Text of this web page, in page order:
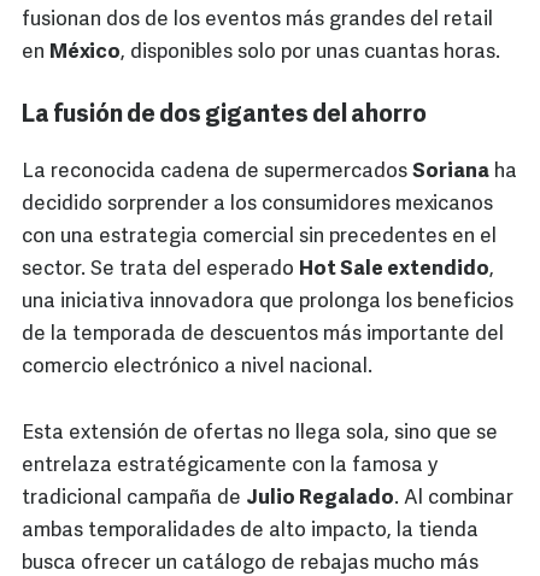
fusionan dos de los eventos más grandes del retail
en México, disponibles solo por unas cuantas horas.
La fusión de dos gigantes del ahorro
La reconocida cadena de supermercados Soriana ha
decidido sorprender a los consumidores mexicanos
con una estrategia comercial sin precedentes en el
sector. Se trata del esperado Hot Sale extendido,
una iniciativa innovadora que prolonga los beneficios
de la temporada de descuentos más importante del
comercio electrónico a nivel nacional.
Esta extensión de ofertas no llega sola, sino que se
entrelaza estratégicamente con la famosa y
tradicional campaña de Julio Regalado. Al combinar
ambas temporalidades de alto impacto, la tienda
busca ofrecer un catálogo de rebajas mucho más